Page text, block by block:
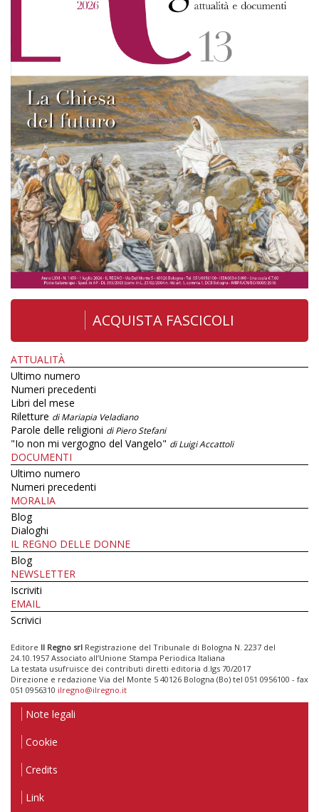
ACQUISTA FASCICOLI
ATTUALITÀ
Ultimo numero
Numeri precedenti
Libri del mese
Riletture di Mariapia Veladiano
Parole delle religioni di Piero Stefani
"Io non mi vergogno del Vangelo" di Luigi Accattoli
DOCUMENTI
Ultimo numero
Numeri precedenti
MORALIA
Blog
Dialoghi
IL REGNO DELLE DONNE
Blog
NEWSLETTER
Iscriviti
EMAIL
Scrivici
Editore Il Regno srl Registrazione del Tribunale di Bologna N. 2237 del
24.10.1957 Associato all’Unione Stampa Periodica Italiana
La testata usufruisce dei contributi diretti editoria d.lgs 70/2017
Direzione e redazione Via del Monte 5 40126 Bologna (Bo) tel 051 0956100 - fax
051 0956310 ilregno@ilregno.it
Note legali
Cookie
Credits
Link